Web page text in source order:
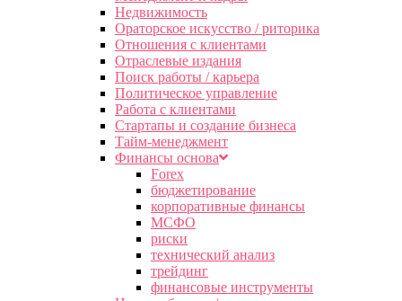
Недвижимость
Ораторское искусство / риторика
Отношения с клиентами
Отраслевые издания
Поиск работы / карьера
Политическое управление
Работа с клиентами
Стартапы и создание бизнеса
Тайм-менеджмент
Финансы основа
Forex
бюджетирование
корпоративные финансы
МСФО
риски
технический анализ
трейдинг
финансовые инструменты